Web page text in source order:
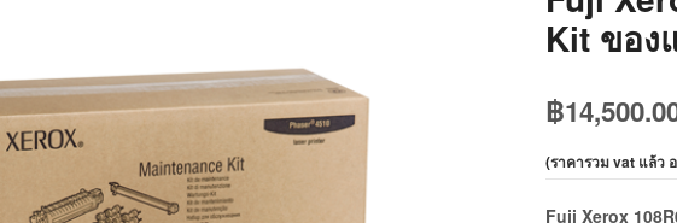
Kit ของ
฿
(ราคารวม vat แล้ว
Fuji Xerox